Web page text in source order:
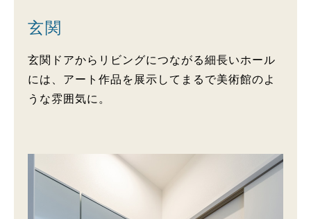
玄関
玄関ドアからリビングにつながる細長いホール
には、アート作品を展示してまるで美術館のよ
うな雰囲気に。